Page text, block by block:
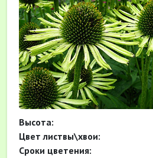
Высота:
Цвет листвы\хвои:
Cроки цветения: